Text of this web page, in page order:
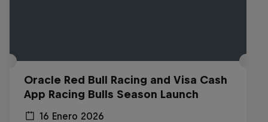
Oracle Red Bull Racing and Visa Cash
App Racing Bulls Season Launch
16 Enero 2026